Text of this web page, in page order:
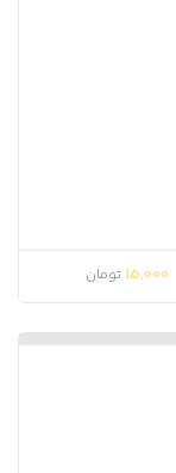
15,000 تومان